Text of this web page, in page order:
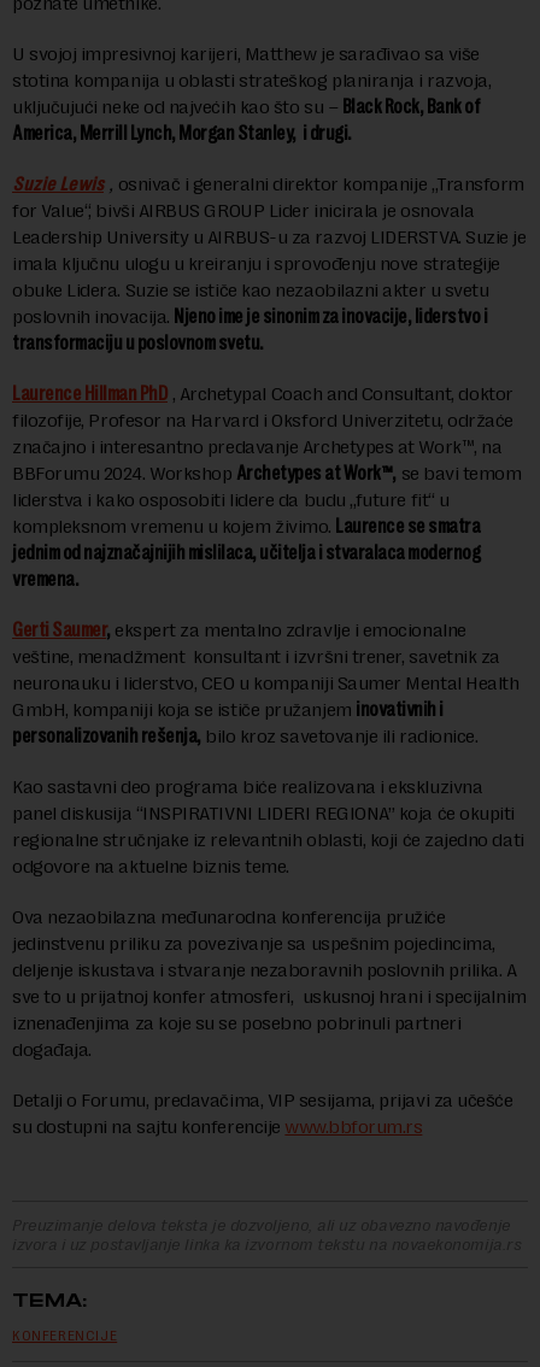
U svojoj impresivnoj karijeri, Matthew je sarađivao sa više
stotina kompanija u oblasti strateškog planiranja i razvoja,
uključujući neke od najvećih kao što su – Black Rock, Bank of
America, Merrill Lynch, Morgan Stanley, i drugi.
Suzie Lewis, osnivač i generalni direktor kompanije „Transform
for Value“, bivši AIRBUS GROUP Lider inicirala je osnovala
Leadership University u AIRBUS-u za razvoj LIDERSTVA. Suzie je
imala ključnu ulogu u kreiranju i sprovođenju nove strategije
obuke Lidera. Suzie se ističe kao nezaobilazni akter u svetu
poslovnih inovacija. Njeno ime je sinonim za inovacije, liderstvo i
transformaciju u poslovnom svetu.
Laurence Hillman PhD , Archetypal Coach and Consultant, doktor
filozofije, Profesor na Harvard i Oksford Univerzitetu, održaće
značajno i interesantno predavanje Archetypes at Work™, na
BBForumu 2024. Workshop Archetypes at Work™, se bavi temom
liderstva i kako osposobiti lidere da budu „future fit“ u
kompleksnom vremenu u kojem živimo. Laurence se smatra
jednim od najznačajnijih mislilaca, učitelja i stvaralaca modernog
vremena.
Gerti Saumer, ekspert za mentalno zdravlje i emocionalne
veštine, menadžment konsultant i izvršni trener, savetnik za
neuronauku i liderstvo, CEO u kompaniji Saumer Mental Health
GmbH, kompaniji koja se ističe pružanjem inovativnih i
personalizovanih rešenja, bilo kroz savetovanje ili radionice.
Kao sastavni deo programa biće realizovana i ekskluzivna
panel diskusija “INSPIRATIVNI LIDERI REGIONA” koja će okupiti
regionalne stručnjake iz relevantnih oblasti, koji će zajedno dati
odgovore na aktuelne biznis teme.
Ova nezaobilazna međunarodna konferencija pružiće
jedinstvenu priliku za povezivanje sa uspešnim pojedincima,
deljenje iskustava i stvaranje nezaboravnih poslovnih prilika. A
sve to u prijatnoj konfer atmosferi, uskusnoj hrani i specijalnim
iznenađenjima za koje su se posebno pobrinuli partneri
događaja.
Detalji o Forumu, predavačima, VIP sesijama, prijavi za učešće
su dostupni na sajtu konferencije www.bbforum.rs
Preuzimanje delova teksta je dozvoljeno, ali uz obavezno navođenje
izvora i uz postavljanje linka ka izvornom tekstu na novaekonomija.rs
TEMA:
KONFERENCIJE